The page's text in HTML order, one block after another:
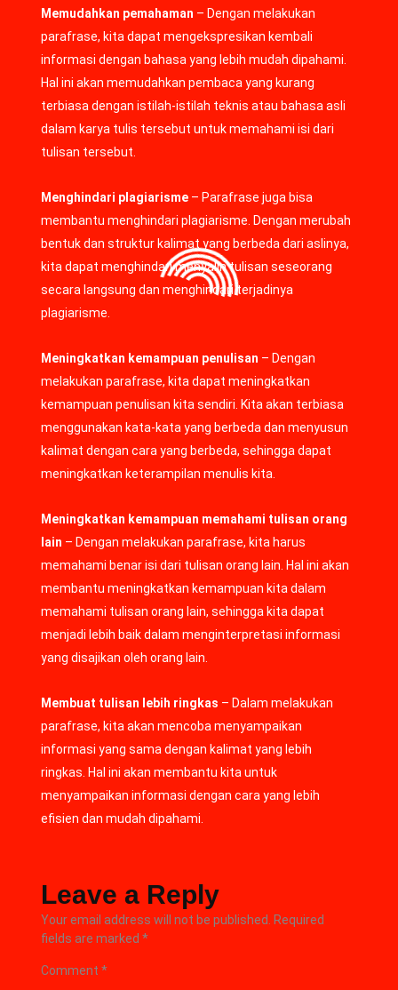
Memudahkan pemahaman – Dengan melakukan
parafrase, kita dapat mengekspresikan kembali
informasi dengan bahasa yang lebih mudah dipahami.
Hal ini akan memudahkan pembaca yang kurang
terbiasa dengan istilah-istilah teknis atau bahasa asli
dalam karya tulis tersebut untuk memahami isi dari
tulisan tersebut.
Menghindari plagiarisme – Parafrase juga bisa
membantu menghindari plagiarisme. Dengan merubah
bentuk dan struktur kalimat yang berbeda dari aslinya,
kita dapat menghindari menyalin tulisan seseorang
secara langsung dan menghindari terjadinya
plagiarisme.
Meningkatkan kemampuan penulisan – Dengan
melakukan parafrase, kita dapat meningkatkan
kemampuan penulisan kita sendiri. Kita akan terbiasa
menggunakan kata-kata yang berbeda dan menyusun
kalimat dengan cara yang berbeda, sehingga dapat
meningkatkan keterampilan menulis kita.
Meningkatkan kemampuan memahami tulisan orang
lain – Dengan melakukan parafrase, kita harus
memahami benar isi dari tulisan orang lain. Hal ini akan
membantu meningkatkan kemampuan kita dalam
memahami tulisan orang lain, sehingga kita dapat
menjadi lebih baik dalam menginterpretasi informasi
yang disajikan oleh orang lain.
Membuat tulisan lebih ringkas – Dalam melakukan
parafrase, kita akan mencoba menyampaikan
informasi yang sama dengan kalimat yang lebih
ringkas. Hal ini akan membantu kita untuk
menyampaikan informasi dengan cara yang lebih
efisien dan mudah dipahami.
Leave a Reply
Your email address will not be published. Required
fields are marked*
Comment*